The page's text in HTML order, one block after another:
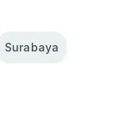
Surabaya